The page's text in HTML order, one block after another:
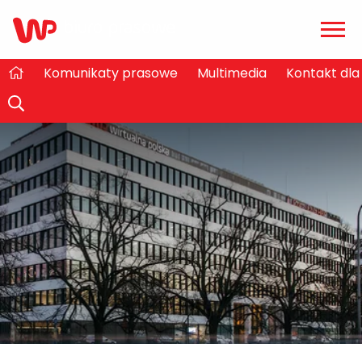
Zwiń
Komunikaty prasowe Multimedia Kontakt